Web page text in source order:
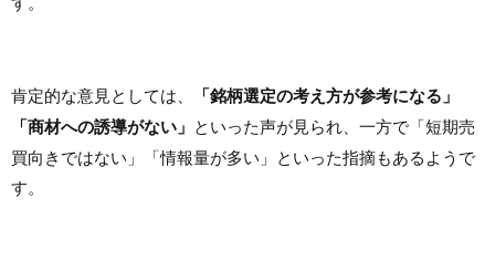
肯定的な意見としては、
「銘柄選定の考え方が参考になる」
「商材への誘導がない」 といった声が見られ、一方で「短期売
買向きではない」「情報量が多い」といった指摘もあるようで
す。